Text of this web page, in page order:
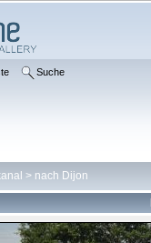
Suche
> nach Dijon